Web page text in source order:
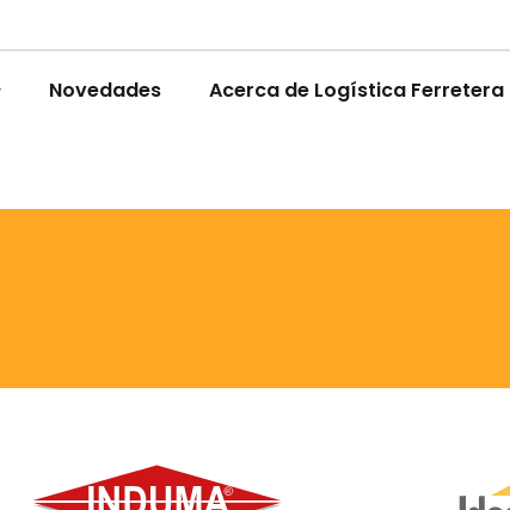
Novedades Acerca de Logística Ferretera